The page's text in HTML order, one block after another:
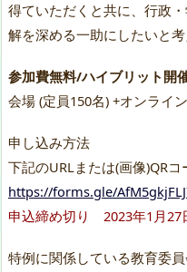
得ていただくと共に、行政
解を深める一助にしたいと考
参加費無料/ハイブリット開
会場 (定員150名) +オンライ
申し込み方法
下記のURLまたは(画像)QRコ
https://forms.gle/
申込締め切り 2023年1月27
特例に関係している教育委